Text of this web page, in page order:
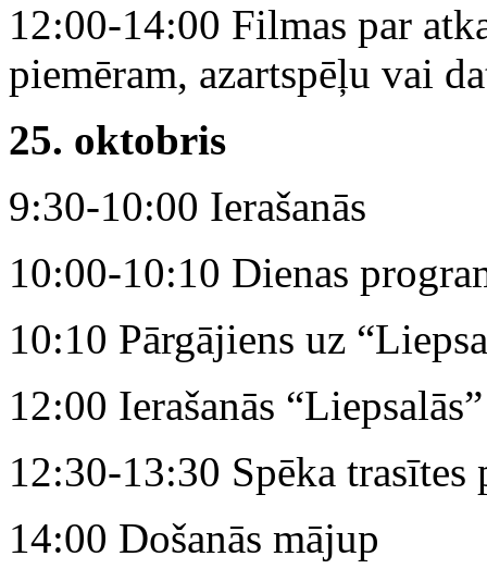
12:00-14:00 Filmas par
piemēram, azartspēļu vai
25. oktobris
9:30-10:00 Ierašanās
10:00-10:10 Dienas
10:10 Pārgājiens uz
12:00 Ierašanās “Liepsalās”
12:30-13:30 Spēka trasītes
14:00 Došanās mājup